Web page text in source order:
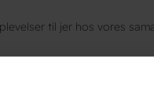
til jer hos vores
og rundvisning